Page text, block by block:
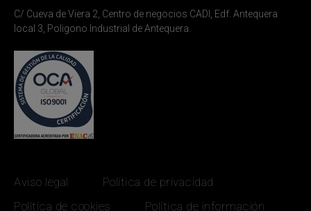
C/ Cueva de Viera 2, Centro de negocios CADI, Edf. Antequera
local 3, Poligono Industrial de Antequera.
Aviso legal
Política de privacidad
Política de cookies
Política de información